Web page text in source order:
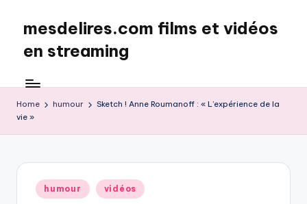
content
mesdelires.com films et vidéos
en streaming
:
film
et
video
en
français
Home humour
Sketch ! Anne Roumanoff : « L’expérience de la
vie »
Posted
in
humour vidéos